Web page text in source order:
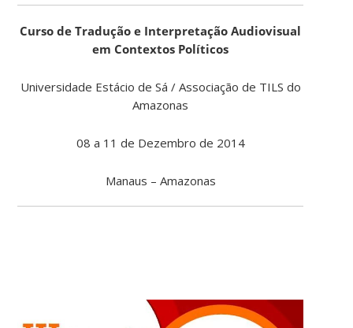
Curso de Tradução e Interpretação Audiovisual
em Contextos Políticos
Universidade Estácio de Sá / Associação de TILS do
Amazonas
08 a 11 de Dezembro de 2014
Manaus – Amazonas